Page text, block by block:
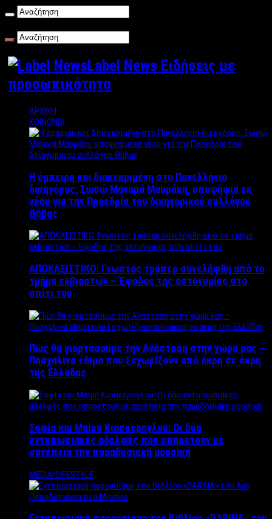
Label News Ειδήσεις με
προσωπικότητα
ΑΡΧΙΚΗ
ΚΟΙΝΩΝΙΑ
Η έμπειρη και διακεκριμένη στο Πανελλήνιο
δικηγόρος, Σωσώ Μαναρά Μαυράκη, υποψήφια εκ
νέου για την Προεδρία του δικηγορικού συλλόγου
Θήβας
ΑΠΟΚΛΕΙΣΤΙΚΟ: Γνωστός τράπερ συνελήφθη από το
τμήμα εκβιαστών – Έφοδος της αστυνομίας στο
σπίτι του
Πώς θα γιορτάσουμε την Ανάσταση στην χώρα μας –
Πασχαλινά έθιμα που ξεχωρίζουν από άκρη σε άκρη
της Ελλάδας
Σοφία και Μαίρη Κιοσκέρογλου: Οι δύο
εντυπωσιακές αδελφές που υπηρετούν με
συνέπεια την παραδοσιακή μουσική
MEDIA/LIFESTYLE